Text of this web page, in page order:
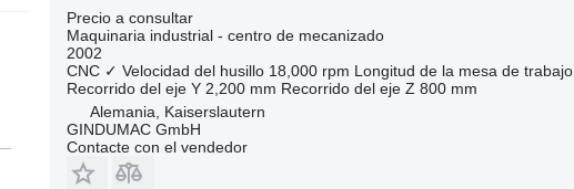
Precio a consultar
Maquinaria industrial - centro de mecanizado
2002
CNC ✓ Velocidad del husillo 18,000 rpm Longitud de la mesa de trabajo
Recorrido del eje Y 2,200 mm Recorrido del eje Z 800 mm
Alemania, Kaiserslautern
GINDUMAC GmbH
Contacte con el vendedor